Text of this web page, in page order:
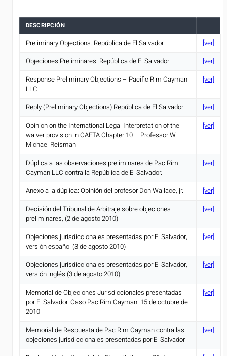
DESCRIPCIÓN
Preliminary Objections. República de El Salvador
[ver]
Objeciones Preliminares. República de El Salvador
[ver]
Response Preliminary Objections – Pacific Rim Cayman
LLC
[ver]
Reply (Preliminary Objections) República de El Salvador
[ver]
Opinion on the International Legal Interpretation of the
waiver provision in CAFTA Chapter 10 – Professor W.
Michael Reisman
[ver]
Dúplica a las observaciones preliminares de Pac Rim
Cayman LLC contra la República de El Salvador.
[ver]
Anexo a la dúplica: Opinión del profesor Don Wallace, jr.
[ver]
Decisión del Tribunal de Arbitraje sobre objeciones
preliminares, (2 de agosto 2010)
[ver]
Objeciones jurisdiccionales presentadas por El Salvador,
versión español (3 de agosto 2010)
[ver]
Objeciones jurisdiccionales presentadas por El Salvador,
versión inglés (3 de agosto 2010)
[ver]
Memorial de Objeciones Jurisdiccionales presentadas
por El Salvador. Caso Pac Rim Cayman. 15 de octubre de
2010
[ver]
Memorial de Respuesta de Pac Rim Cayman contra las
objeciones jurisdiccionales presentadas por El Salvador
[ver]